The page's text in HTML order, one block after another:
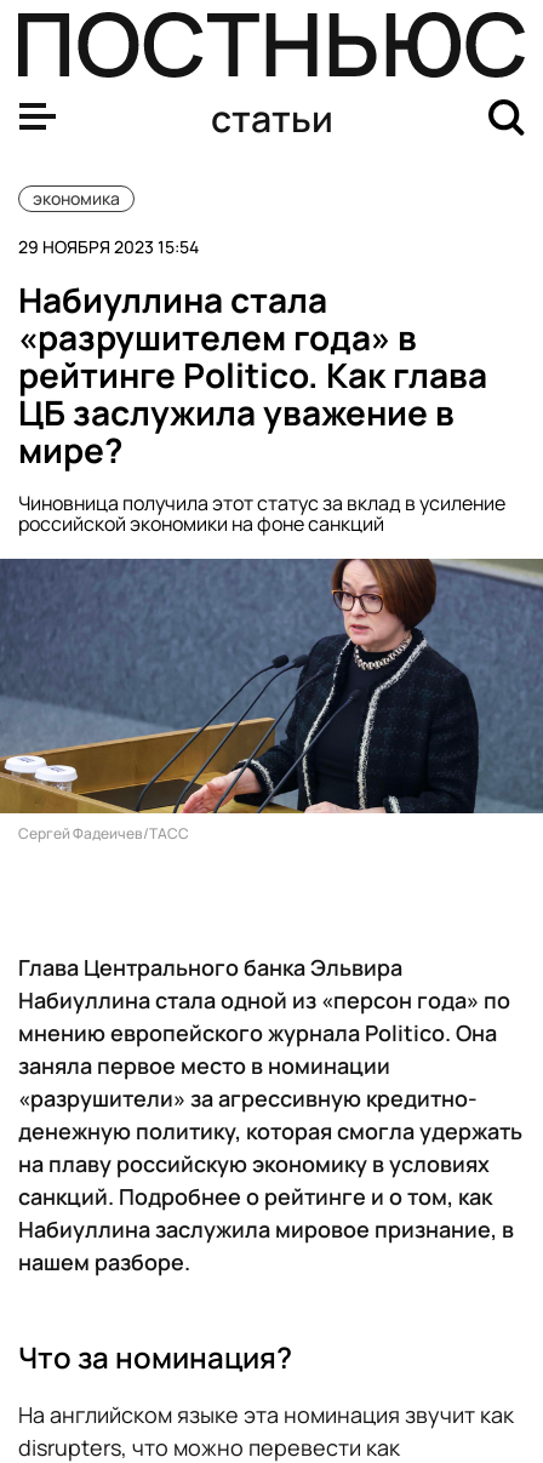
статьи
экономика
29 НОЯБРЯ 2023 15:54
Набиуллина стала
«разрушителем года» в
рейтинге Politico. Как глава
ЦБ заслужила уважение в
мире?
Чиновница получила этот статус за вклад в усиление
российской экономики на фоне санкций
Сергей Фадеичев/ТАСС
Глава Центрального банка Эльвира
Набиуллина стала одной из «персон года» по
мнению европейского журнала Politico. Она
заняла первое место в номинации
«разрушители» за агрессивную кредитно-
денежную политику, которая смогла удержать
на плаву российскую экономику в условиях
санкций. Подробнее о рейтинге и о том, как
Набиуллина заслужила мировое признание, в
нашем разборе.
Что за номинация?
На английском языке эта номинация звучит как
disrupters, что можно перевести как
Главные достижения Эльвиры Набиуллиной, которую